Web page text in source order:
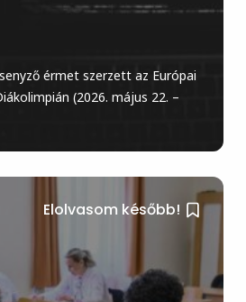
érmet szerzett az Európai
(2026. május 22. –
Elolvasom később!